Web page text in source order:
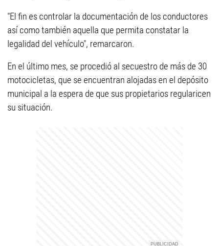
"El fin es controlar la documentación de los conductores
así como también aquella que permita constatar la
legalidad del vehículo", remarcaron.
En el último mes, se procedió al secuestro de más de 30
motocicletas, que se encuentran alojadas en el depósito
municipal a la espera de que sus propietarios regularicen
su situación.